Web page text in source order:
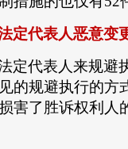
定代表人恶意变
定代表人来规避
的规避执行的方
害了胜诉权利人